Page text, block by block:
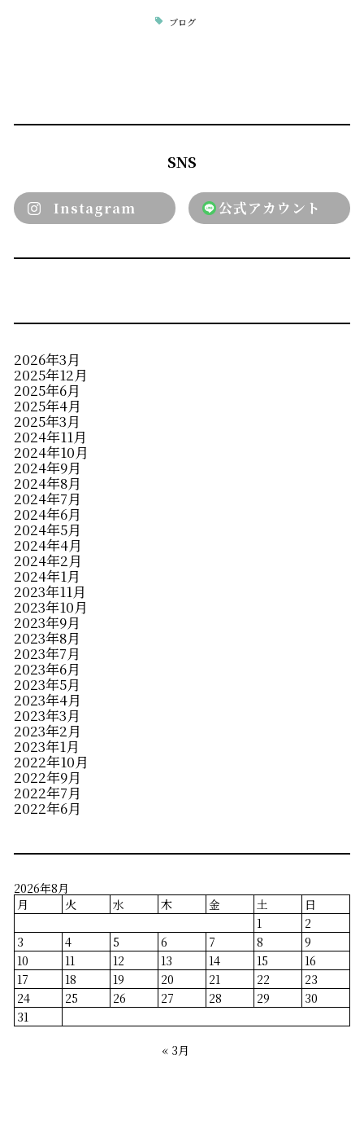
ブログ
SNS
Instagram 公式アカウント
2026年3月
2025年12月
2025年6月
2025年4月
2025年3月
2024年11月
2024年10月
2024年9月
2024年8月
2024年7月
2024年6月
2024年5月
2024年4月
2024年2月
2024年1月
2023年11月
2023年10月
2023年9月
2023年8月
2023年7月
2023年6月
2023年5月
2023年4月
2023年3月
2023年2月
2023年1月
2022年10月
2022年9月
2022年7月
2022年6月
2026年8月
月
火 水 木 金 土
日
1
2
3
4 5 6 7 8
9
10
11 12 13 14 15
16
17
18 19 20 21 22
23
24
25 26 27 28 29
30
31
« 3月